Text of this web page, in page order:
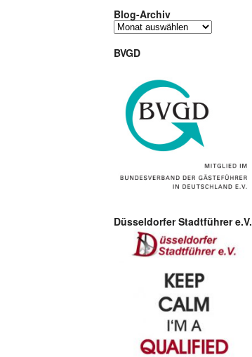
Blog-Archiv
Blog-
BVGD
Düsseldorfer Stadtführer e.V.